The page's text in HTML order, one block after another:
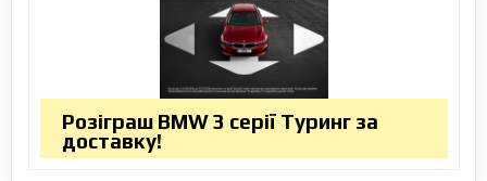
Розіграш BMW 3 серії Туринг за
доставку!